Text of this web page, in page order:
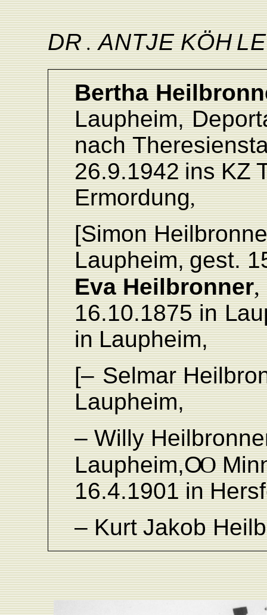
DR . ANTJEKÖHLE
Bertha
Laupheim,
nach
26.9.1942 ins KZ
Ermordung,
[Simon Heilbronne
Laupheim, gest.
Eva Heilbronner,
16.10.1875 in L
in Laupheim,
[– Selmar
Laupheim,
–Willy Heilbronne
Laupheim,OO
16.4.1901 in
–Kurt Jakob